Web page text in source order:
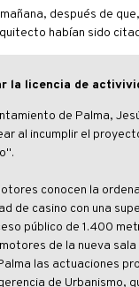
después de
habían sido
la licencia de
de Palma,
al incumplir el
conocen la
de casino con una
público de 1.400
de la nueva
las actuaciones
de Urbanismo,